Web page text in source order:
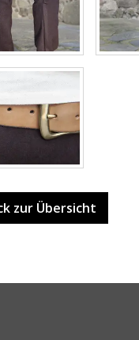
zur Übersicht